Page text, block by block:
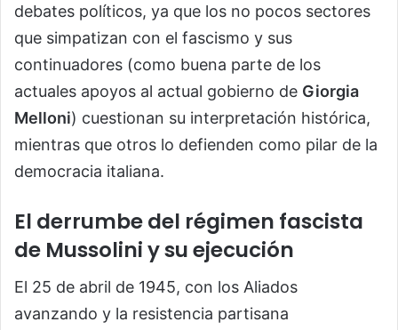
debates políticos, ya que los no pocos sectores
que simpatizan con el fascismo y sus
continuadores (como buena parte de los
actuales apoyos al actual gobierno de Giorgia
Melloni) cuestionan su interpretación histórica,
mientras que otros lo defienden como pilar de la
democracia italiana.
El derrumbe del régimen fascista
de Mussolini y su ejecución
El 25 de abril de 1945, con los Aliados
avanzando y la resistencia partisana